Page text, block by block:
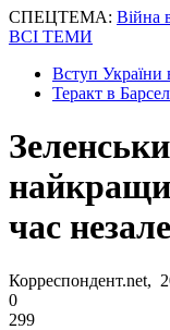
СПЕЦТЕМА: Війна
ВСІ ТЕМИ
Вступ України
Теракт в
час
Корреспондент.net,
0
299